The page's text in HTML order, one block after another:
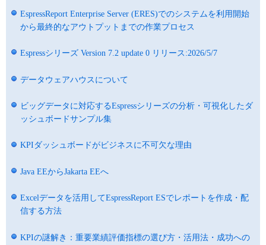
EspressReport Enterprise Server (ERES)でのシステムを利用開始
から最終的なアウトプットまでの作業プロセス
Espressシリーズ Version 7.2 update 0 リリース:2026/5/7
データウェアハウスについて
ビッグデータに対応するEspressシリーズの分析・可視化したダ
ッシュボードサンプル集
KPIダッシュボードがビジネスに不可欠な理由
Java EEからJakarta EEへ
Excelデータを活用してEspressReport ESでレポートを作成・配
信する方法
KPIの謎解き：重要業績評価指標の選び方・活用法・成功への